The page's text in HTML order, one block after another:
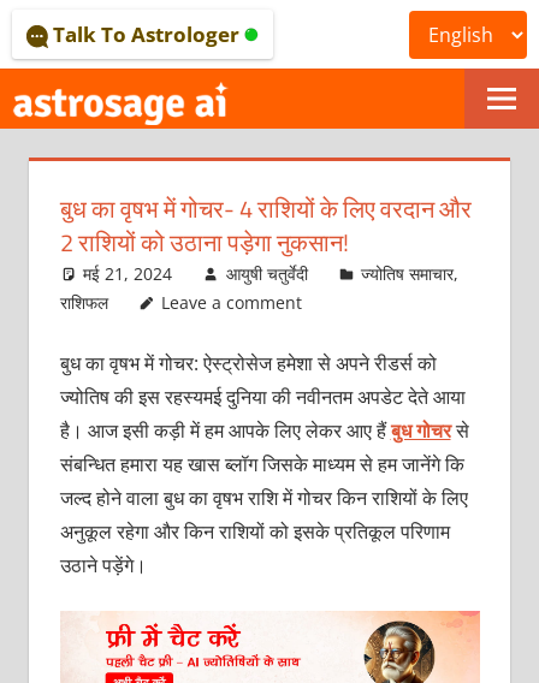
to
content
ONLINE
ASTROLOGICAL
JOURNAL
–
ASTROSAGE
MAGAZINE
Talk To Astrologer
बुध का वृषभ में गोचर- 4 राशियों के लिए वरदान और
2 राशियों को उठाना पड़ेगा नुकसान!
मई 21, 2024 आयुषी चतुर्वेदी ज्योतिष समाचार,
राशिफल
Leave a comment
बुध का वृषभ में गोचर: ऐस्ट्रोसेज हमेशा से अपने रीडर्स को
ज्योतिष की इस रहस्यमई दुनिया की नवीनतम अपडेट देते आया
है। आज इसी कड़ी में हम आपके लिए लेकर आए हैंबुध गोचरसे
संबन्धित हमारा यह खास ब्लॉग जिसके माध्यम से हम जानेंगे कि
जल्द होने वाला बुध का वृषभ राशि में गोचर किन राशियों के लिए
अनुकूल रहेगा और किन राशियों को इसके प्रतिकूल परिणाम
उठाने पड़ेंगे।